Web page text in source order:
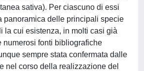
sativa). Per ciascuno di essi
panoramica delle principali specie
la cui esistenza, in molti casi già
numerosi fonti bibliografiche
sempre stata confermata dalle
nel corso della realizzazione del